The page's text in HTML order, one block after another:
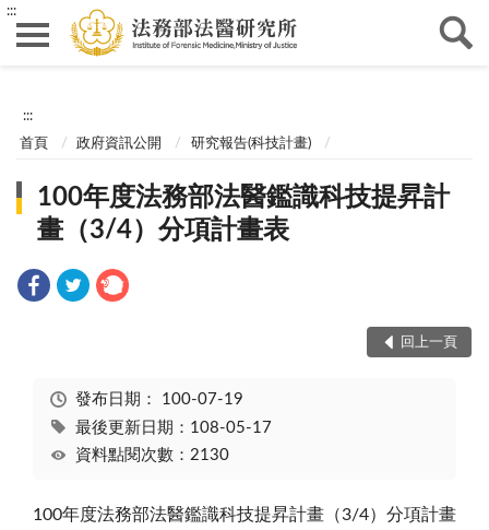
:::
:::
首頁 政府資訊公開 研究報告(科技計畫)
100年度法務部法醫鑑識科技提昇計
畫（3/4）分項計畫表
回上一頁
發布日期： 100-07-19
最後更新日期：108-05-17
資料點閱次數：2130
100年度法務部法醫鑑識科技提昇計畫（3/4）分項計畫